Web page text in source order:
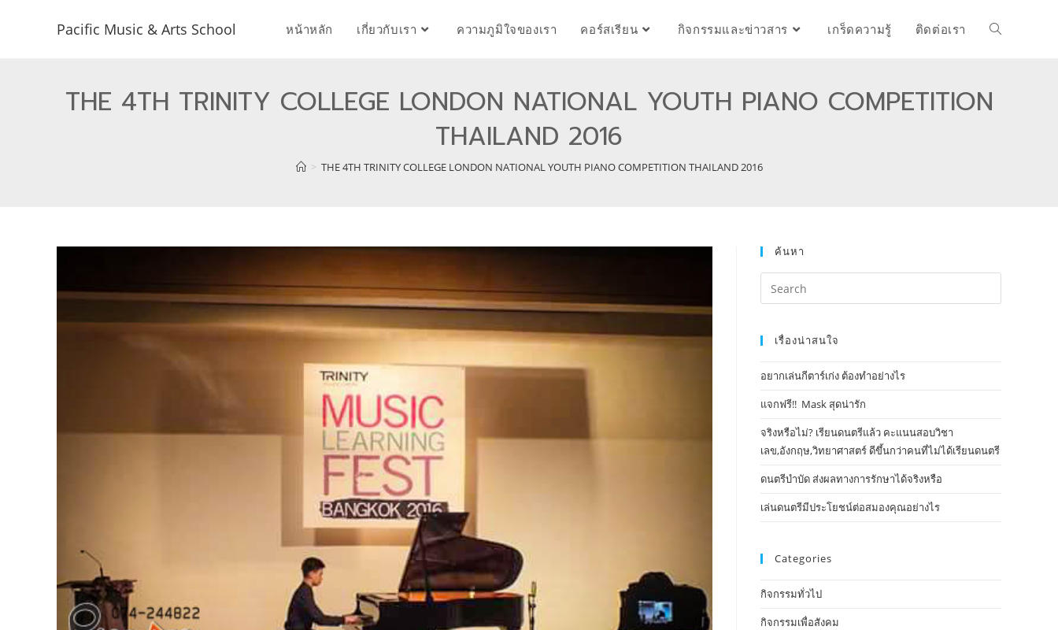
Pacific Music & Arts School หน้าหลัก เกี่ยวกับเรา ความภูมิใจของเรา คอร์สเรียน กิจกรรมและข่าวสาร เกร็ดความรู้ ติดต่อเรา
THE 4TH TRINITY COLLEGE LONDON NATIONAL YOUTH PIANO COMPETITION
THAILAND 2016
> THE 4TH TRINITY COLLEGE LONDON NATIONAL YOUTH PIANO COMPETITION THAILAND 2016
ค้นหา
เรื่องน่าสนใจ
อยากเล่นกีตาร์เก่ง ต้องทำอย่างไร
แจกฟรี!! Mask​ สุดน่ารัก
จริงหรือไม่? เรียนดนตรีแล้ว คะแนนสอบวิชา
เลข,อังกฤษ,วิทยาศาสตร์ ดีขึ้นกว่าคนที่ไม่ได้เรียนดนตรี
ดนตรีบำบัด ส่งผลทางการรักษาได้จริงหรือ
เล่นดนตรีมีประโยชน์ต่อสมองคุณอย่างไร
Categories
กิจกรรมทั่วไป
กิจกรรมเพื่อสังคม